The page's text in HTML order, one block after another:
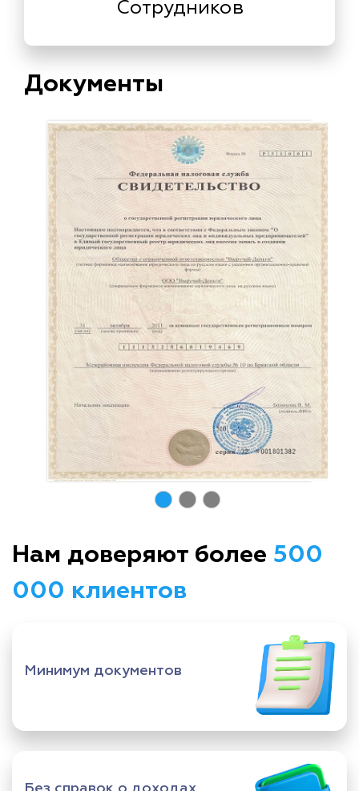
Сотрудников
Документы
Нам доверяют более 500
000 клиентов
Минимум документов